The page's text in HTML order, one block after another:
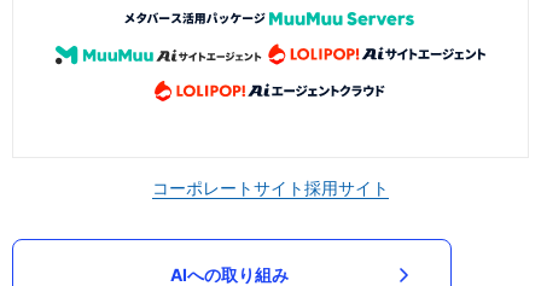
コーポレートサイト採用サイト
AIへの取り組み